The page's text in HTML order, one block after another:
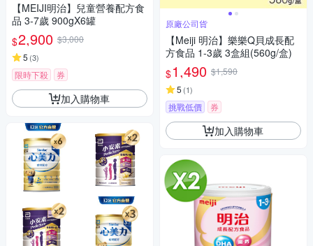
【MEIJI明治】兒童營養配方食
品 3-7歲 900gX6罐
$2,900 $3,000
5 (3)
限時下殺 券
加入購物車
原廠公司貨
【Meiji 明治】樂樂Q貝成長配
方食品 1-3歲 3盒組(560g/盒)
$1,490 $1,590
5 (1)
挑戰低價 券
加入購物車